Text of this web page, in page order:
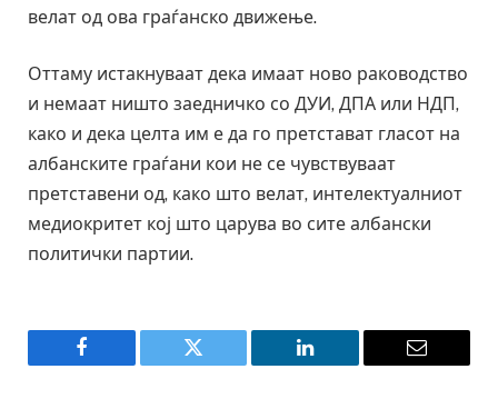
велат од ова граѓанско движење.
Оттаму истакнуваат дека имаат ново раководство
и немаат ништо заедничко со ДУИ, ДПА или НДП,
како и дека целта им е да го претстават гласот на
албанските граѓани кои не се чувствуваат
претставени од, како што велат, интелектуалниот
медиокритет кој што царува во сите албански
политички партии.
Facebook Twitter LinkedIn Email